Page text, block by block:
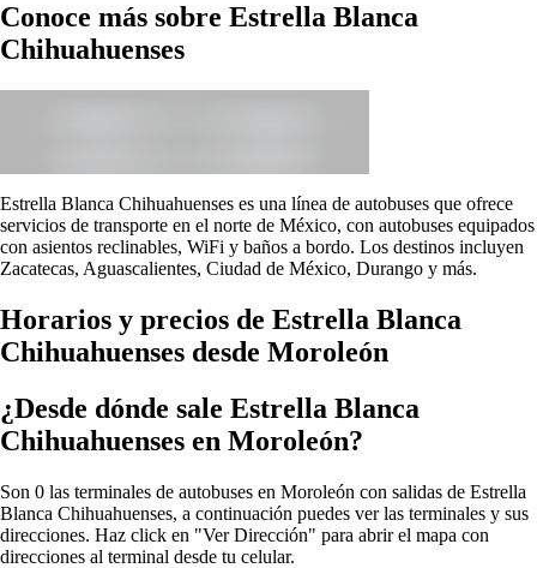
Conoce más sobre Estrella Blanca
Chihuahuenses
Estrella Blanca Chihuahuenses es una línea de autobuses que ofrece
servicios de transporte en el norte de México, con autobuses equipados
con asientos reclinables, WiFi y baños a bordo. Los destinos incluyen
Zacatecas, Aguascalientes, Ciudad de México, Durango y más.
Horarios y precios de Estrella Blanca
Chihuahuenses desde Moroleón
¿Desde dónde sale Estrella Blanca
Chihuahuenses en Moroleón?
Son 0 las terminales de autobuses en Moroleón con salidas de Estrella
Blanca Chihuahuenses, a continuación puedes ver las terminales y sus
direcciones. Haz click en "Ver Dirección" para abrir el mapa con
direcciones al terminal desde tu celular.